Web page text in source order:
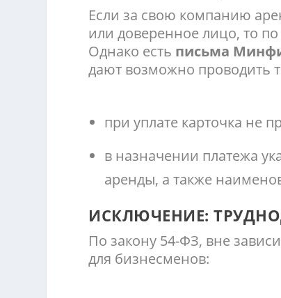
Если за свою компанию
или доверенное лицо, то
Однако есть письма
дают возможно проводить
при уплате карточка не
в назначении платежа
аренды, а также
ИСКЛЮЧЕНИЕ:
По закону 54-ФЗ, вне
для бизнесменов: